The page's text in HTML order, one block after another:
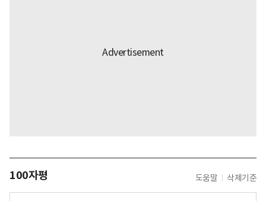
100자평 도움말 삭제기준